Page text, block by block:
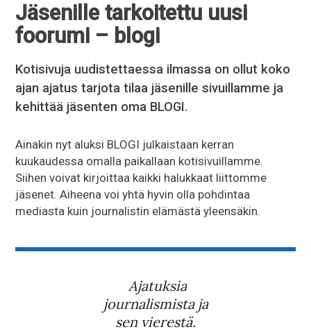
Jäsenille tarkoitettu uusi
foorumi – blogi
Kotisivuja uudistettaessa ilmassa on ollut koko
ajan ajatus tarjota tilaa jäsenille sivuillamme ja
kehittää jäsenten oma BLOGI.
Ainakin nyt aluksi BLOGI julkaistaan kerran
kuukaudessa omalla paikallaan kotisivuillamme.
Siihen voivat kirjoittaa kaikki halukkaat liittomme
jäsenet. Aiheena voi yhtä hyvin olla pohdintaa
mediasta kuin journalistin elämästä yleensäkin.
Ajatuksia
journalismista ja
sen vierestä.